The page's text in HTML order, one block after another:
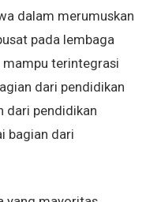
dalam merumuskan
pada lembaga
mampu terintegrasi
dari pendidikan
dari pendidikan
bagian dari